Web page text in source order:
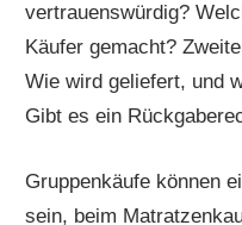
vertrauenswürdig?
Käufer gemacht?
Wie wird geliefert, und
Gibt es ein
Gruppenkäufe können
sein, beim